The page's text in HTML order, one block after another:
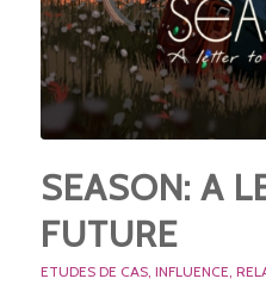
SEASON: A
FUTURE
ETUDES DE CAS, INFLUENCE,